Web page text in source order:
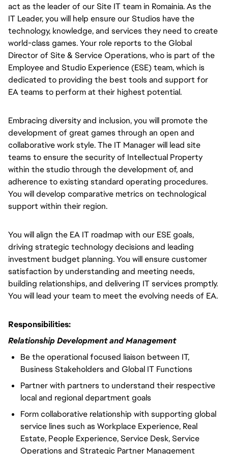
act as the leader of our Site IT team in Romainia. As the
IT Leader, you will help ensure our Studios have the
technology, knowledge, and services they need to create
world-class games. Your role reports to the Global
Director of Site & Service Operations, who is part of the
Employee and Studio Experience (ESE) team, which is
dedicated to providing the best tools and support for
EA teams to perform at their highest potential.
Embracing diversity and inclusion, you will promote the
development of great games through an open and
collaborative work style. The IT Manager will lead site
teams to ensure the security of Intellectual Property
within the studio through the development of, and
adherence to existing standard operating procedures.
You will develop comparative metrics on technological
support within their region.
You will align the EA IT roadmap with our ESE goals,
driving strategic technology decisions and leading
investment budget planning. You will ensure customer
satisfaction by understanding and meeting needs,
building relationships, and delivering IT services promptly.
You will lead your team to meet the evolving needs of EA.
Responsibilities:
Relationship Development and Management
Be the operational focused liaison between IT,
Business Stakeholders and Global IT Functions
Partner with partners to understand their respective
local and regional department goals
Form collaborative relationship with supporting global
service lines such as Workplace Experience, Real
Estate, People Experience, Service Desk, Service
Operations and Strategic Partner Management